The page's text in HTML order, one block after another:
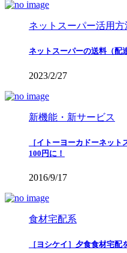
ネットスーパー活用方
ネットスーパーの送料（配
2023/2/27
新機能・新サービス
［イトーヨーカドーネッ
100円に！
2016/9/17
食材宅配系
［ヨシケイ］夕食食材宅配